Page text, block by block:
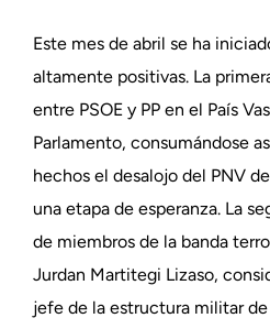
Este mes de abril se ha
altamente positivas. La
entre PSOE y PP en el País
Parlamento, consumándose
hechos el desalojo del PNV
una etapa de esperanza. La
de miembros de la banda
Jurdan Martitegi Lizaso,
jefe de la estructura militar